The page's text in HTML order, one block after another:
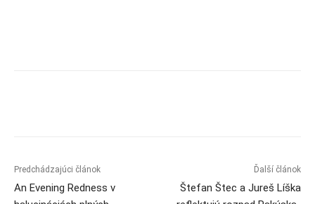
Predchádzajúci článok
An Evening Redness v
Ďalší článok
Štefan Štec a Jureš Líška